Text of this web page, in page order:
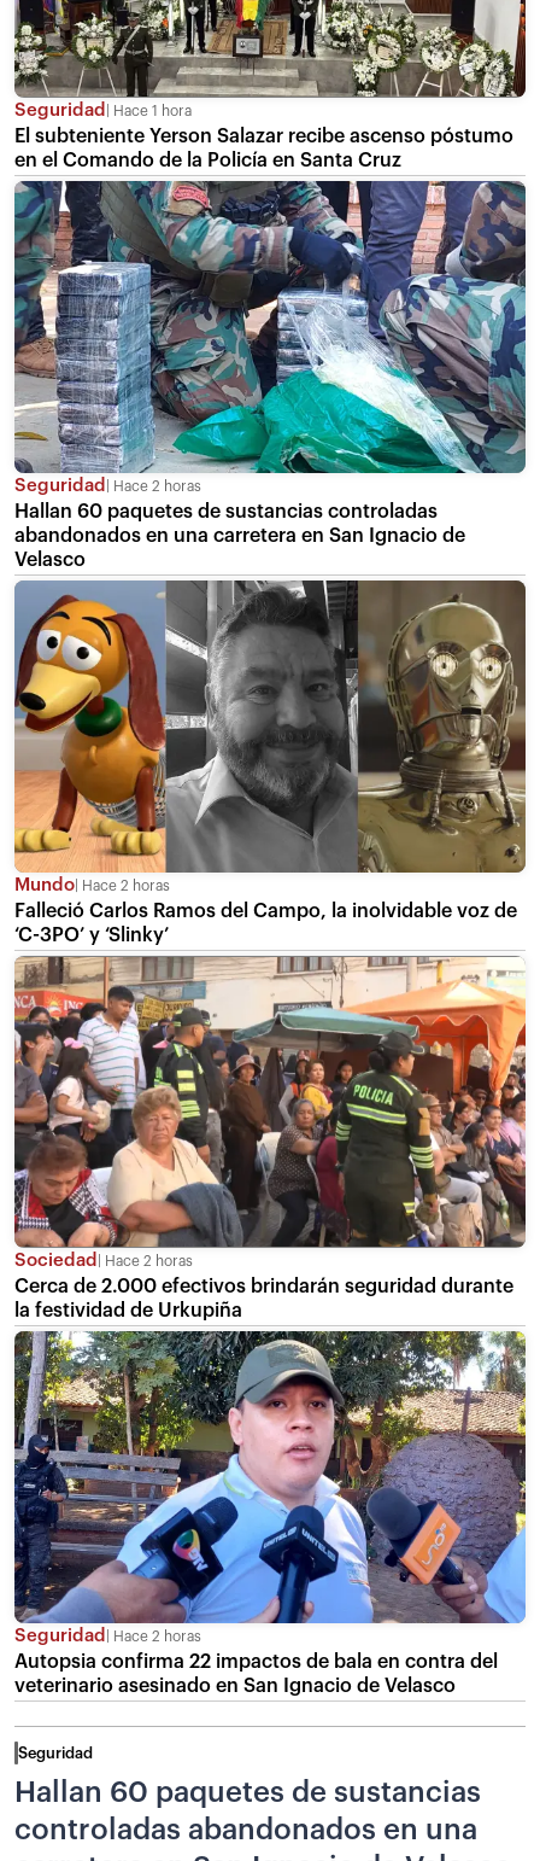
Seguridad Hace 1 hora
El subteniente Yerson Salazar recibe ascenso póstumo
en el Comando de la Policía en Santa Cruz
Seguridad Hace 2 horas
Hallan 60 paquetes de sustancias controladas
abandonados en una carretera en San Ignacio de
Velasco
Mundo Hace 2 horas
Falleció Carlos Ramos del Campo, la inolvidable voz de
‘C-3PO’ y ‘Slinky’
Sociedad Hace 2 horas
Cerca de 2.000 efectivos brindarán seguridad durante
la festividad de Urkupiña
Seguridad Hace 2 horas
Autopsia confirma 22 impactos de bala en contra del
veterinario asesinado en San Ignacio de Velasco
Seguridad
Hallan 60 paquetes de sustancias
controladas abandonados en una